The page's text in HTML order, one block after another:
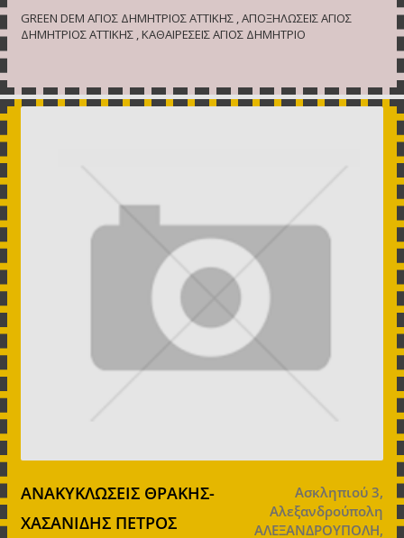
GREEN DEM ΑΓΙΟΣ ΔΗΜΗΤΡΙΟΣ ΑΤΤΙΚΗΣ , ΑΠΟΞΗΛΩΣΕΙΣ ΑΓΙΟΣ
ΔΗΜΗΤΡΙΟΣ ΑΤΤΙΚΗΣ , ΚΑΘΑΙΡΕΣΕΙΣ ΑΓΙΟΣ ΔΗΜΗΤΡΙΟ
ΑΝΑΚΥΚΛΩΣΕΙΣ ΘΡΑΚΗΣ-
ΧΑΣΑΝΙΔΗΣ ΠΕΤΡΟΣ
Ασκληπιού 3,
Αλεξανδρούπολη
ΑΛΕΞΑΝΔΡΟΥΠΟΛΗ,